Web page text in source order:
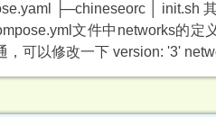
├─chineseorc │ init.sh
文件中networks的定
可以修改一下 version: '3'